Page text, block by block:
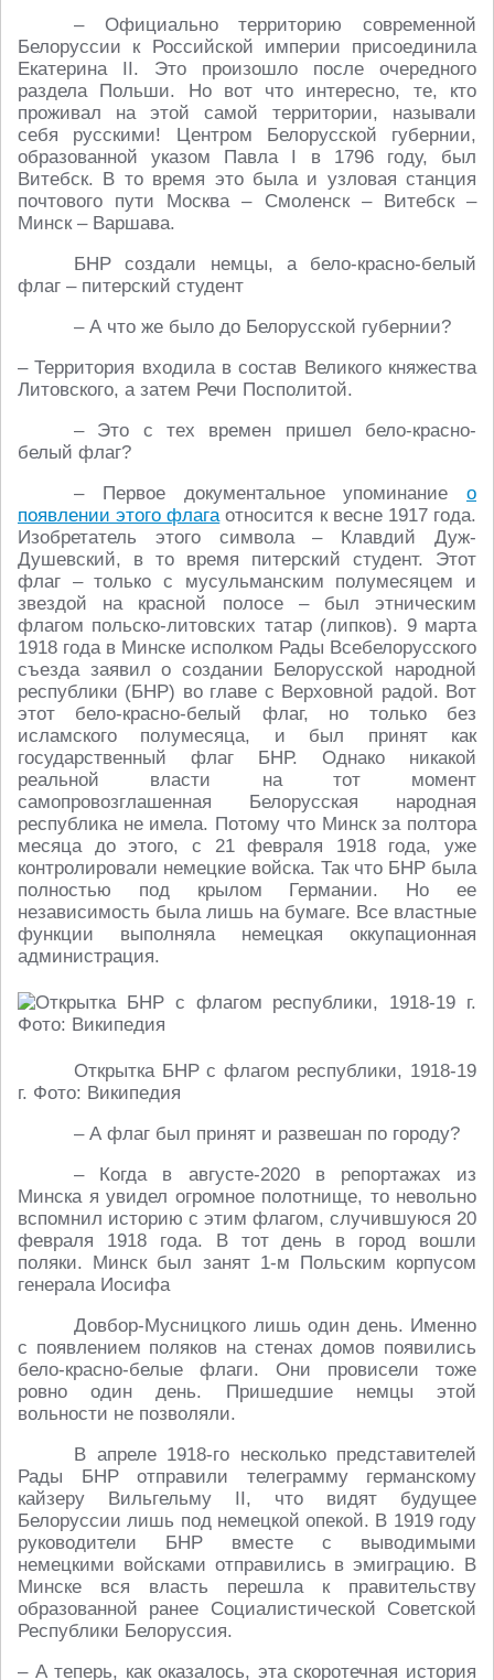
– Официально территорию современной
Белоруссии к Российской империи присоединила
Екатерина II. Это произошло после очередного
раздела Польши. Но вот что интересно, те, кто
проживал на этой самой территории, называли
себя русскими! Центром Белорусской губернии,
образованной указом Павла I в 1796 году, был
Витебск. В то время это была и узловая станция
почтового пути Москва – Смоленск – Витебск –
Минск – Варшава.
БНР создали немцы, а бело-красно-белый
флаг – питерский студент
– А что же было до Белорусской губернии?
– Территория входила в состав Великого княжества
Литовского, а затем Речи Посполитой.
– Это с тех времен пришел бело-красно-
белый флаг?
– Первое документальное упоминание о
появлении этого флагаотносится к весне 1917 года.
Изобретатель этого символа – Клавдий Дуж-
Душевский, в то время питерский студент. Этот
флаг – только с мусульманским полумесяцем и
звездой на красной полосе – был этническим
флагом польско-литовских татар (липков). 9 марта
1918 года в Минске исполком Рады Всебелорусского
съезда заявил о создании Белорусской народной
республики (БНР) во главе с Верховной радой. Вот
этот бело-красно-белый флаг, но только без
исламского полумесяца, и был принят как
государственный флаг БНР. Однако никакой
реальной власти на тот момент
самопровозглашенная Белорусская народная
республика не имела. Потому что Минск за полтора
месяца до этого, с 21 февраля 1918 года, уже
контролировали немецкие войска. Так что БНР была
полностью под крылом Германии. Но ее
независимость была лишь на бумаге. Все властные
функции выполняла немецкая оккупационная
администрация.
Открытка БНР с флагом республики, 1918-19
г. Фото: Википедия
– А флаг был принят и развешан по городу?
– Когда в августе-2020 в репортажах из
Минска я увидел огромное полотнище, то невольно
вспомнил историю с этим флагом, случившуюся 20
февраля 1918 года. В тот день в город вошли
поляки. Минск был занят 1-м Польским корпусом
генерала Иосифа
Довбор-Мусницкого лишь один день. Именно
с появлением поляков на стенах домов появились
бело-красно-белые флаги. Они провисели тоже
ровно один день. Пришедшие немцы этой
вольности не позволяли.
В апреле 1918-го несколько представителей
Рады БНР отправили телеграмму германскому
кайзеру Вильгельму II, что видят будущее
Белоруссии лишь под немецкой опекой. В 1919 году
руководители БНР вместе с выводимыми
немецкими войсками отправились в эмиграцию. В
Минске вся власть перешла к правительству
образованной ранее Социалистической Советской
Республики Белоруссия.
– А теперь, как оказалось, эта скоротечная история